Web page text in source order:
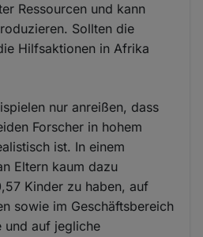
Ressourcen und kann
Sollten die
Hilfsaktionen in Afrika
nur anreißen, dass
Forscher in hohem
ist. In einem
Eltern kaum dazu
Kinder zu haben, auf
sowie im Geschäftsbereich
und auf jegliche